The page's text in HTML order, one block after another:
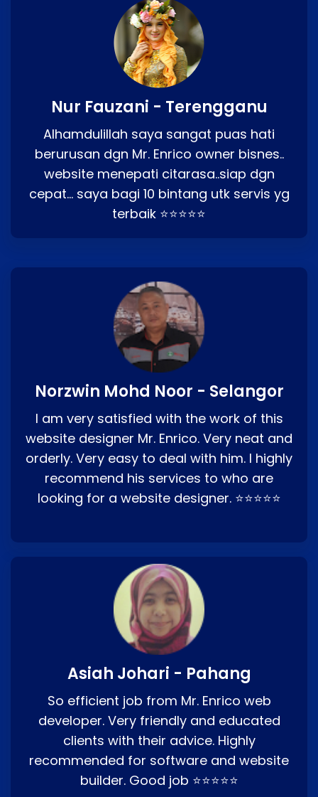
Nur Fauzani - Terengganu
Alhamdulillah saya sangat puas hati
berurusan dgn Mr. Enrico owner bisnes..
website menepati citarasa..siap dgn
cepat… saya bagi 10 bintang utk servis yg
terbaik ⭐⭐⭐⭐⭐
Norzwin Mohd Noor - Selangor
I am very satisfied with the work of this
website designer Mr. Enrico. Very neat and
orderly. Very easy to deal with him. I highly
recommend his services to who are
looking for a website designer. ⭐⭐⭐⭐⭐
Asiah Johari - Pahang
So efficient job from Mr. Enrico web
developer. Very friendly and educated
clients with their advice. Highly
recommended for software and website
builder. Good job ⭐⭐⭐⭐⭐